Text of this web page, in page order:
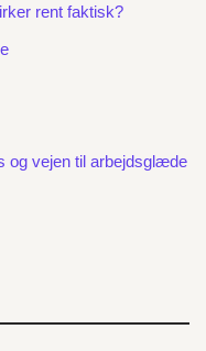
rent faktisk?
og vejen til arbejdsglæde